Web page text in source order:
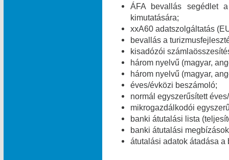
ÁFA bevallás segédlet
kimutatására;
xxA60 adatszolgáltatás
bevallás a
kisadózói
három nyelvű (magyar,
három nyelvű (magyar,
éves/évközi beszámoló;
normál egyszerűsített
mikrogazdálkodói
banki átutalási lista
banki átutalási
átutalási adatok átadása